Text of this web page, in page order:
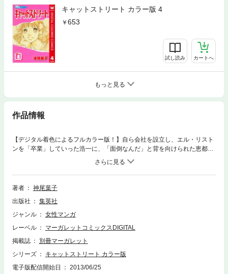
キャットストリート カラー版 4
653
試し読み カートへ
もっと見る
作品情報
【デジタル着色によるフルカラー版！】自ら会社を設立し、エル・リスト
ンを「卒業」していった浩一に、「面倒なんだ」と背を向けられた恵都
は、その直後玲から別れの言葉を告げられる。「自分は誰も幸せにできな
い」そう思う恵都は、スクール長に自分の力で掴んだ幸せでしか他人を包
み込むことはできないと言われ、芸能界への復帰を決意し…。
著者
神尾葉子
出版社
集英社
ジャンル
女性マンガ
レーベル
マーガレットコミックスDIGITAL
掲載誌
別冊マーガレット
シリーズ
キャットストリート カラー版
電子版配信開始日
2013/06/25